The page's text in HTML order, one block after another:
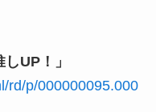
UP！」
rd/p/000000095.000